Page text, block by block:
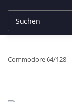
Commodore 64/128